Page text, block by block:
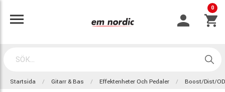
0
Startsida Gitarr & Bas Effektenheter Och Pedaler Boost/Dist/OD